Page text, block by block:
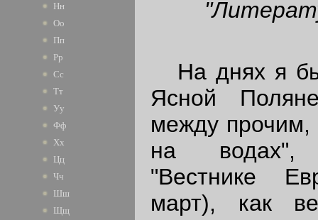
Нн
Оо
Пп
Рр
Сс
Тт
Уу
Фф
Хх
Цц
Чч
Шш
Щщ
На днях я
Ясной
между прочим,
на водах",
"Вестнике
март), как